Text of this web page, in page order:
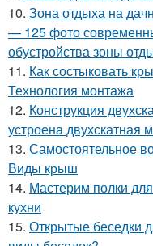
10. Зона отдыха на
— 125 фото
обустройства зоны
11. Как состыковать
Технология монтажа
12. Конструкция
устроена
13. Самостоятельное
Виды крыш
14. Мастерим полки
кухни
15. Открытые беседки